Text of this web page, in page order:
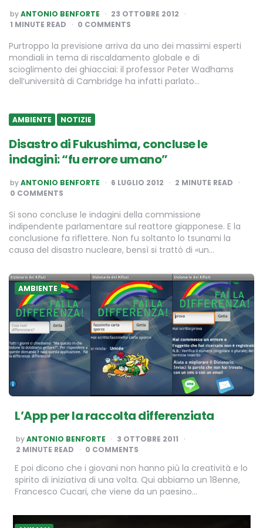
POSTED
BY
byANTONIO BENFORTE
23 OTTOBRE 2012
1 MINUTE READ 0 COMMENTS
Purtroppo la previsione arriva da uno dei massimi esperti
mondiali in tema di riscaldamento globale e di
scioglimento dei ghiacciai: il professor Peter Wadhams
dell’università di Cambridge ha infatti parlato…
AMBIENTE NOTIZIE
Disastro di Fukushima, concluse le
indagini: “fu errore umano”
POSTED
BY
byANTONIO BENFORTE 6 LUGLIO 2012 2 MINUTE READ
0 COMMENTS
Si sono concluse le indagini della commissione
indipendente parlamentare sul reattore giapponese. E la
conclusione fa riflettere. Non fu soltanto lo tsunami la
causa del disastro nucleare, bensì si trattò di «un…
AMBIENTE
L’App per la raccolta differenziata
POSTED
BY
byANTONIO BENFORTE
3 OTTOBRE 2011
2 MINUTE READ 0 COMMENTS
E poi dicono che i giovani non hanno più la creatività e lo
spirito di iniziativa di una volta. Qui abbiamo un 18enne,
Francesco Cucari, che viene da un paesino…